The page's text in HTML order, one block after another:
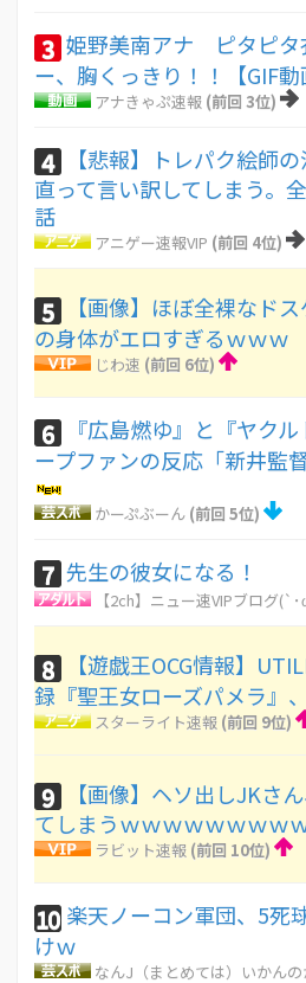
3 姫野美南アナ ピタピタ
ー、胸くっきり！！【GIF動
アナきゃぷ速報 (前回 3位)
4
【悲報】トレパク絵師
直って言い訳してしまう。
話
アニゲー速報VIP (前回 4位)
5
【画像】ほぼ全裸なド
の身体がエロすぎるｗｗｗ
じわ速 (前回 6位)
6
『広島燃ゆ』と『ヤク
ープファンの反応「新井監
かーぷぶーん (前回 5位)
7 先生の彼女になる！
【2ch】ニュー速VIPブログ(`
8
【遊戯王OCG情報】
録『聖王女ローズパメラ』
スターライト速報 (前回 9位)
9
【画像】ヘソ出しJKさ
てしまうｗｗｗｗｗｗｗｗ
ラビット速報 (前回 10位)
10 楽天ノーコン軍団、5死
けｗ
なんJ（まとめては）いかんの